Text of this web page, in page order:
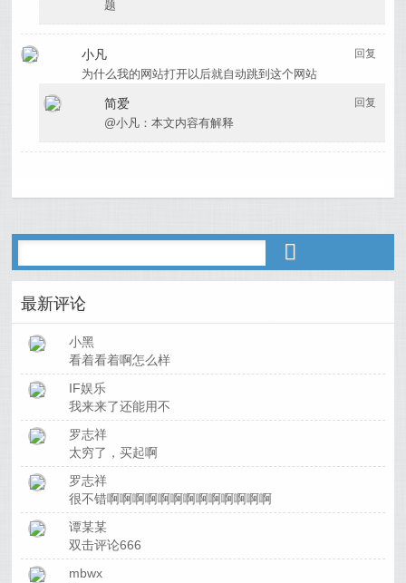
题
小凡 回复
为什么我的网站打开以后就自动跳到这个网站
简爱 回复
@小凡：本文内容有解释
最新评论
小黑
看着看着啊怎么样
IF娱乐
我来来了还能用不
罗志祥
太穷了，买起啊
罗志祥
很不错啊啊啊啊啊啊啊啊啊啊啊啊啊
谭某某
双击评论666
mbwx